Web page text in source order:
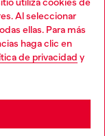
Al seleccionar
ellas. Para más
haga clic en
de privacidad y
but it seems you